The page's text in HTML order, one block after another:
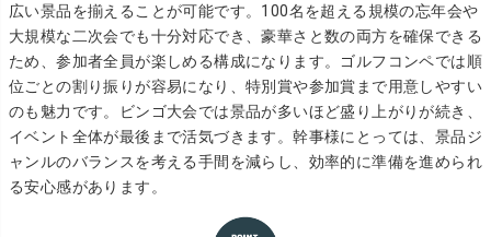
広い景品を揃えることが可能です。100名を超える規模の忘年会や
大規模な二次会でも十分対応でき、豪華さと数の両方を確保できる
ため、参加者全員が楽しめる構成になります。ゴルフコンペでは順
位ごとの割り振りが容易になり、特別賞や参加賞まで用意しやすい
のも魅力です。ビンゴ大会では景品が多いほど盛り上がりが続き、
イベント全体が最後まで活気づきます。幹事様にとっては、景品ジ
ャンルのバランスを考える手間を減らし、効率的に準備を進められ
る安心感があります。